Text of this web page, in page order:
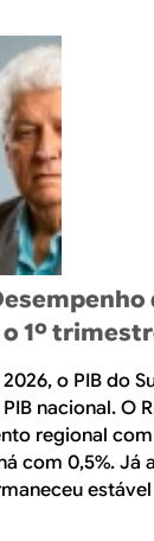
1º
o PIB do
nacional. O
regional com
com 0,5%. Já